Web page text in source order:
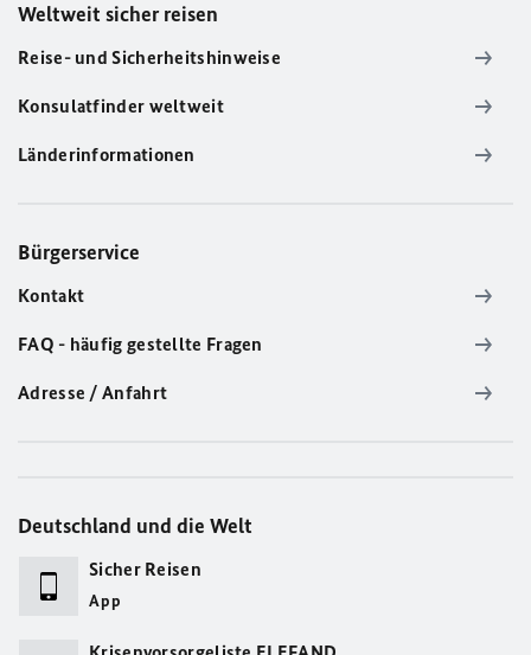
Weltweit sicher reisen
Reise- und Sicherheitshinweise
Konsulatfinder weltweit
Länderinformationen
Bürgerservice
Kontakt
FAQ - häufig gestellte Fragen
Adresse / Anfahrt
Deutschland und die Welt
Sicher Reisen
App